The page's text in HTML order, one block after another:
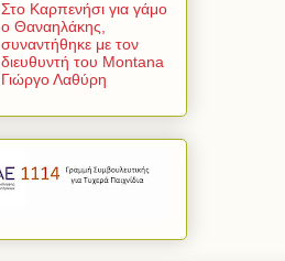
Στο Καρπενήσι για γάμο
ο Θαναηλάκης,
συναντήθηκε με τον
διευθυντή του Montana
Γιώργο Λαθύρη